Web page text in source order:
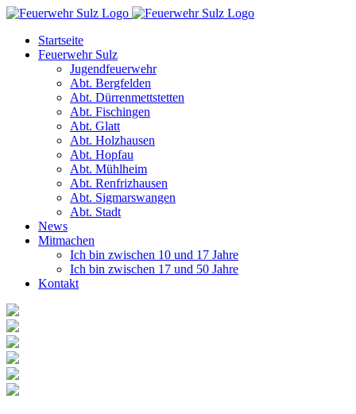
Zum
springenStartseite
Feuerwehr Sulz
Jugendfeuerwehr
Abt. Bergfelden
Abt. Dürrenmettstetten
Abt. Fischingen
Abt. Glatt
Abt. Holzhausen
Abt. Hopfau
Abt. Mühlheim
Abt. Renfrizhausen
Abt. Sigmarswangen
Abt. Stadt
News
Mitmachen
Ich bin zwischen 10 und 17 Jahre
Ich bin zwischen 17 und 50 Jahre
Kontakt